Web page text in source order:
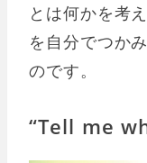
とは何かを考
を自分でつか
のです。
“Tell me